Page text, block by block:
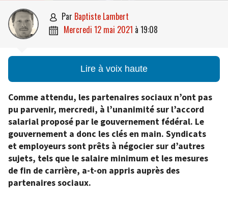
 par Baptiste Lambert
 mercredi 12 mai 2021 à 19:08
Lire à voix haute
Comme attendu, les partenaires sociaux n’ont pas
pu parvenir, mercredi, à l’unanimité sur l’accord
salarial proposé par le gouvernement fédéral. Le
gouvernement a donc les clés en main. Syndicats
et employeurs sont prêts à négocier sur d’autres
sujets, tels que le salaire minimum et les mesures
de fin de carrière, a-t-on appris auprès des
partenaires sociaux.